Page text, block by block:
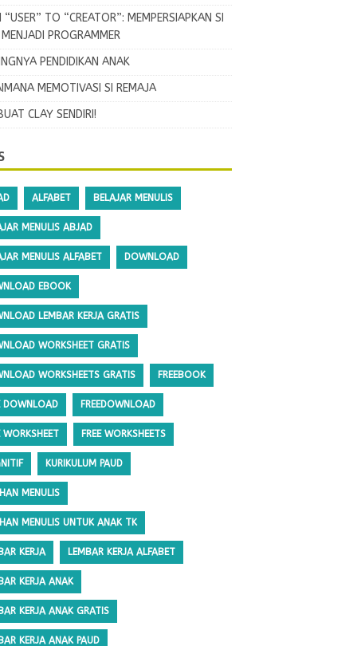
“USER” TO “CREATOR”: MEMPERSIAPKAN SI
MENJADI PROGRAMMER
PENDIDIKAN ANAK
MEMOTIVASI SI REMAJA
CLAY SENDIRI!
ALFABET BELAJAR MENULIS
MENULIS ABJAD
MENULIS ALFABET DOWNLOAD
EBOOK
LEMBAR KERJA GRATIS
WORKSHEET GRATIS
WORKSHEETS GRATIS FREEBOOK
DOWNLOAD FREEDOWNLOAD
WORKSHEET FREE WORKSHEETS
KURIKULUM PAUD
MENULIS
MENULIS UNTUK ANAK TK
KERJA LEMBAR KERJA ALFABET
KERJA ANAK
KERJA ANAK GRATIS
KERJA ANAK PAUD